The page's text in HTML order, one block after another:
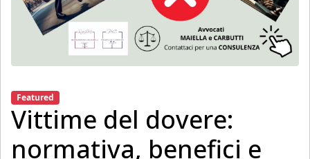
Featured
Vittime del dovere:
normativa, benefici e